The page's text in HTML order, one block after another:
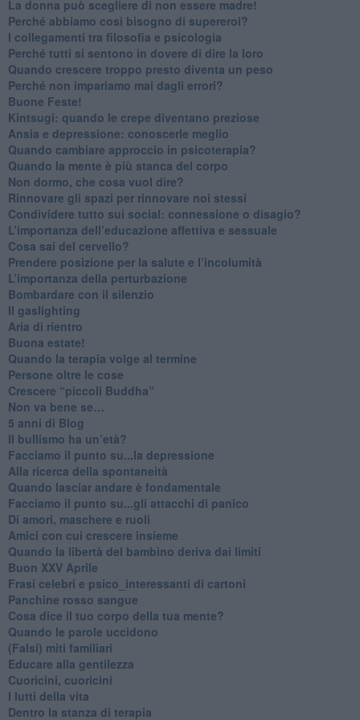
​La donna può scegliere di non essere madre!
​Perché abbiamo così bisogno di supereroi?
​I collegamenti tra filosofia e psicologia
​Perché tutti si sentono in dovere di dire la loro
​Quando crescere troppo presto diventa un peso
​Perché non impariamo mai dagli errori?
​Buone Feste!
​Kintsugi: quando le crepe diventano preziose
Ansia e depressione: conoscerle meglio
Quando cambiare approccio in psicoterapia?
​Quando la mente è più stanca del corpo
Non dormo, che cosa vuol dire?
​Rinnovare gli spazi per rinnovare noi stessi
​Condividere tutto sui social: connessione o disagio?
​L’importanza dell’educazione affettiva e sessuale
​Cosa sai del cervello?
Prendere posizione per la salute e l’incolumità
L’importanza della perturbazione
​Bombardare con il silenzio
Il gaslighting
Aria di rientro
Buona estate!
​Quando la terapia volge al termine
​Persone oltre le cose
​Crescere “piccoli Buddha”
Non va bene se…
​5 anni di Blog
​Il bullismo ha un’età?
Facciamo il punto su...la depressione
​Alla ricerca della spontaneità
​Quando lasciar andare è fondamentale
Facciamo il punto su...gli attacchi di panico
Di amori, maschere e ruoli
​Amici con cui crescere insieme
​Quando la libertà del bambino deriva dai limiti
Buon XXV Aprile
​Frasi celebri e psico_interessanti di cartoni
​Panchine rosso sangue
​Cosa dice il tuo corpo della tua mente?
​Quando le parole uccidono
​(Falsi) miti familiari
​Educare alla gentilezza
​Cuoricini, cuoricini
I lutti della vita
​Dentro la stanza di terapia